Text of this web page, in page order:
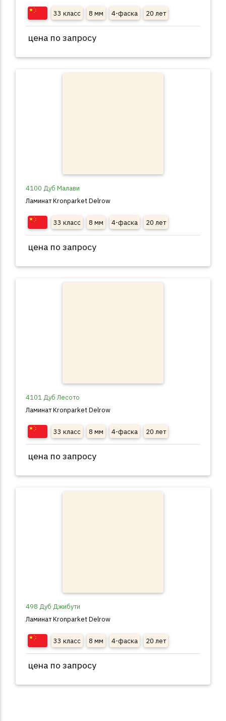
33 класс 8 мм 4-фаска 20 лет
цена по запросу
4100 Дуб Малави
Ламинат Kronparket Delrow
33 класс 8 мм 4-фаска 20 лет
цена по запросу
4101 Дуб Лесото
Ламинат Kronparket Delrow
33 класс 8 мм 4-фаска 20 лет
цена по запросу
498 Дуб Джибути
Ламинат Kronparket Delrow
33 класс 8 мм 4-фаска 20 лет
цена по запросу